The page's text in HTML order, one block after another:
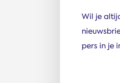
Wil je
pers in je